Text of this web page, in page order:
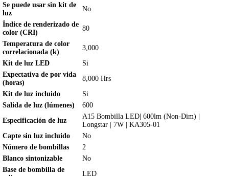
Se puede usar sin kit de
luz
No
Índice de renderizado de
color (CRI)
80
Temperatura de color
correlacionada (k)
3,000
Kit de luz LED
Si
Expectativa de por vida
(horas)
8,000 Hrs
Kit de luz incluido
Si
Salida de luz (lúmenes)
600
Especificación de luz
A15 Bombilla LED| 600lm (Non-Dim) |
Longstar | 7W | KA305-01
Capte sin luz incluido
No
Número de bombillas
2
Blanco sintonizable
No
Base de bombilla de
LED